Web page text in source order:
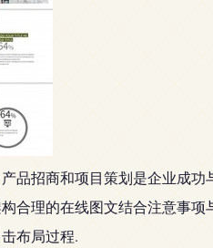
品招商和项目策划是企业成
合理的在线图文结合注意事
布局过程.